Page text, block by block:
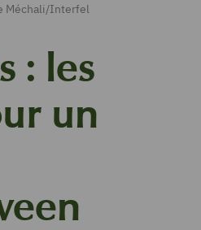
Méchali/Interfel
: les
un